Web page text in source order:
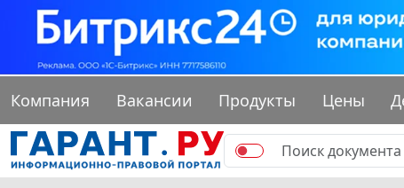
Компания Вакансии Продукты Цены